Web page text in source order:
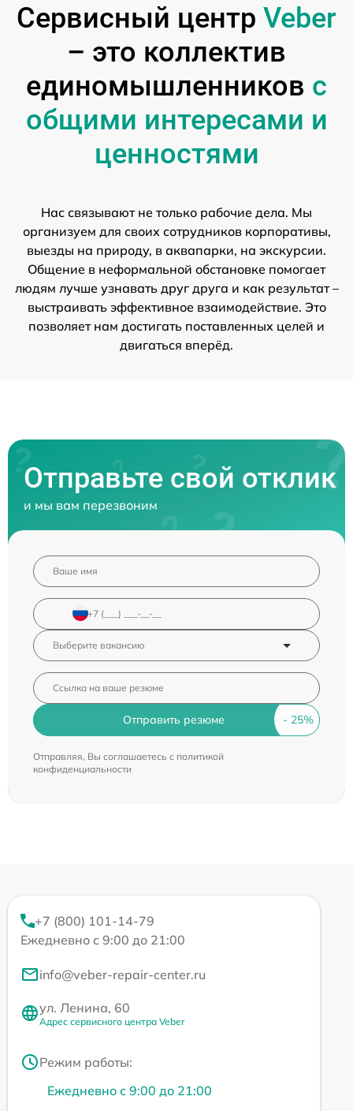
Сервисный центр Veber
– это коллектив
единомышленников с
общими интересами и
ценностями
Нас связывают не только рабочие дела. Мы
организуем для своих сотрудников корпоративы,
выезды на природу, в аквапарки, на экскурсии.
Общение в неформальной обстановке помогает
людям лучше узнавать друг друга и как результат –
выстраивать эффективное взаимодействие. Это
позволяет нам достигать поставленных целей и
двигаться вперёд.
Отправьте свой отклик
и мы вам перезвоним
Отправить резюме
Отправляя, Вы соглашаетесь с политикой
конфиденциальности
+7 (800) 101-14-79
Ежедневно с 9:00 до 21:00
info@veber-repair-center.ru
ул. Ленина, 60
Адрес сервисного центра Veber
Режим работы:
Ежедневно с 9:00 до 21:00